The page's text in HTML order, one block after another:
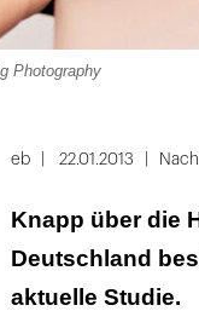
Photography
eb 22.01.2013
Knapp über die
Deutschland
aktuelle Studie.